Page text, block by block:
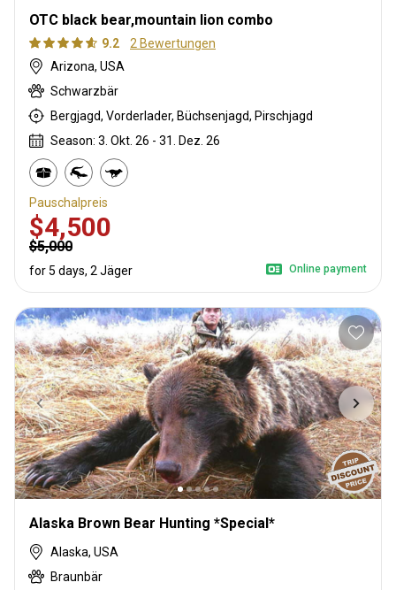
OTC black bear,mountain lion combo
9.2
2 Bewertungen
Arizona, USA
Schwarzbär
Bergjagd, Vorderlader, Büchsenjagd, Pirschjagd
Season: 3. Okt. 26 - 31. Dez. 26
Pauschalpreis
$4,500
$5,000
for 5 days, 2 Jäger Online payment
Alaska Brown Bear Hunting *Special*
Alaska, USA
Braunbär